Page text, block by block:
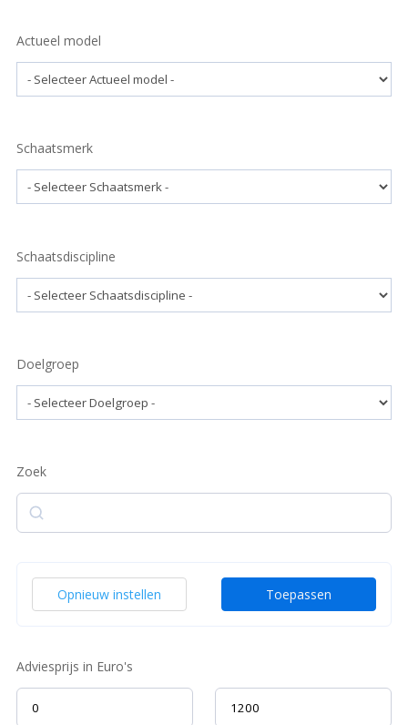
Actueel model
Schaatsmerk
Schaatsdiscipline
Doelgroep
Zoek
Zoek
Toepassen
Opnieuw instellen
Adviesprijs in Euro's